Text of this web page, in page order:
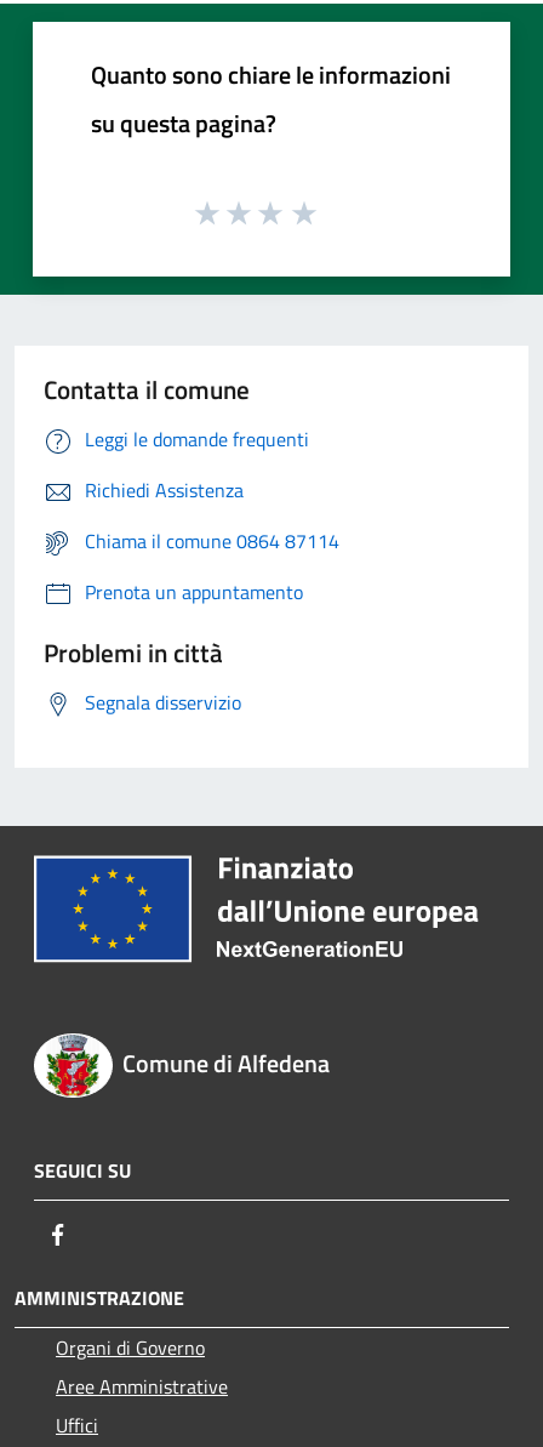
Quanto sono chiare le informazioni
su questa pagina?
Contatta il comune
Leggi le domande frequenti
Richiedi Assistenza
Chiama il comune 0864 87114
Prenota un appuntamento
Problemi in città
Segnala disservizio
Comune di Alfedena
SEGUICI SU
AMMINISTRAZIONE
Organi di Governo
Aree Amministrative
Uffici